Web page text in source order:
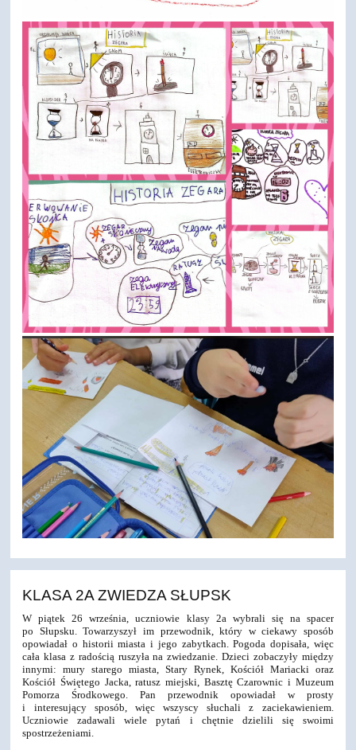
KLASA 2A ZWIEDZA SŁUPSK
W piątek 26 września, uczniowie klasy 2a wybrali się na spacer
po Słupsku. Towarzyszył im przewodnik, który w ciekawy sposób
opowiadał o historii miasta i jego zabytkach. Pogoda dopisała, więc
cała klasa z radością ruszyła na zwiedzanie. Dzieci zobaczyły między
innymi: mury starego miasta, Stary Rynek, Kościół Mariacki oraz
Kościół Świętego Jacka, ratusz miejski, Basztę Czarownic i Muzeum
Pomorza Środkowego. Pan przewodnik opowiadał w prosty
i interesujący sposób, więc wszyscy słuchali z zaciekawieniem.
Uczniowie zadawali wiele pytań i chętnie dzielili się swoimi
spostrzeżeniami.